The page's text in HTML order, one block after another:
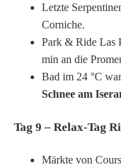
Letzte
Corniche.
Park & Ride Las
min an die
Bad im 24 °C
Schnee am
Tag 9 – Relax-Tag
Märkte von